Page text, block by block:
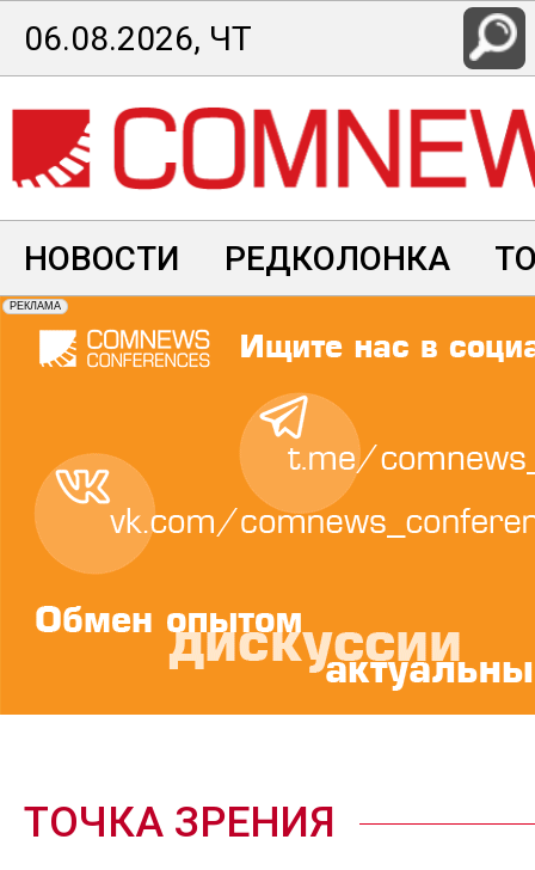
Перейти
к
основному
содержанию
06.08.2026, ЧТ
НОВОСТИ РЕДКОЛОНКА
ТОЧКА ЗРЕНИЯ